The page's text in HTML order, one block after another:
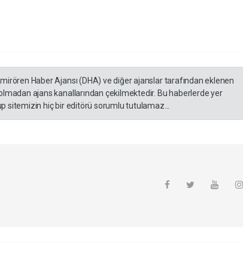
Haber Ajansı (DHA) ve diğer ajanslar tarafından eklenen
ajans kanallarından çekilmektedir. Bu haberlerde yer
sitemizin hiç bir editörü sorumlu tutulamaz...